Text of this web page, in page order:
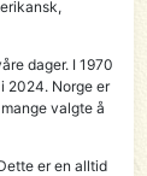
dager. I 1970
2024. Norge er
valgte å
er en alltid